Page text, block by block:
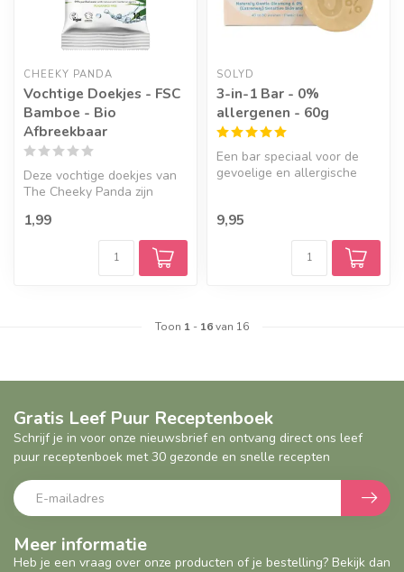
CHEEKY PANDA
Vochtige Doekjes - FSC
Bamboe - Bio
Afbreekbaar
Deze vochtige doekjes van
The Cheeky Panda zijn
bamboe, FSC...
1,99
SOLYD
3-in-1 Bar - 0%
allergenen - 60g
Een bar speciaal voor de
gevoelige en allergische
9,95
Toon 1 - 16van 16
Meer informatie
Heb je een vraag over onze producten of je bestelling? Bekijk dan
Gratis Leef Puur Receptenboek
Schrijf je in voor onze nieuwsbrief en ontvang direct ons leef
puur receptenboek met 30 gezonde en snelle recepten